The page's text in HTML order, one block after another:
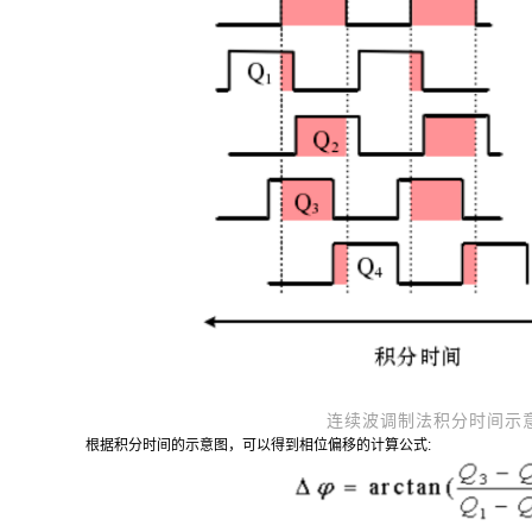
连续波调制法积分时间示
根据积分时间的示意图，可以得到相位偏移的计算公式: